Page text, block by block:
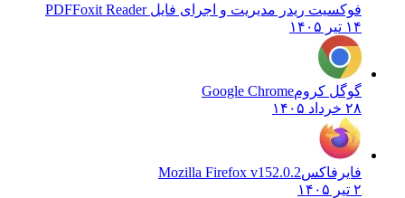
فوکسیت ریدر مدیریت و اجرای فایل PDFFoxit Reader
۱۴ تیر ۱۴۰۵
گوگل کرومGoogle Chrome
۲۸ خرداد ۱۴۰۵
فایرفاکسMozilla Firefox v152.0.2
۲ تیر ۱۴۰۵